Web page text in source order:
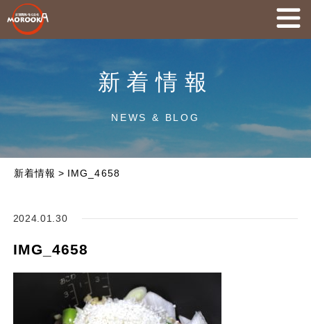
新着情報
NEWS & BLOG
新着情報 > IMG_4658
2024.01.30
IMG_4658